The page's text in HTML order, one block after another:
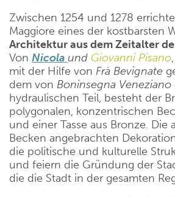
Zwischen 1254 und 1278
Maggiore eines der kostbarsten
Architektur aus dem Zeitalter
Von Nicola und Giovanni Pisano
mit der Hilfe von Frà Bevignate
dem von Boninsegna Veneziano
hydraulischen Teil, besteht der
polygonalen, konzentrischen
und einer Tasse aus Bronze. Die
Becken angebrachten
die politische und kulturelle
und feiern die Gründung der
die die Stadt in der gesamten